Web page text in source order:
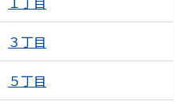
３丁目
５丁目